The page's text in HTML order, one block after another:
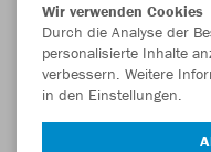
Wir verwenden Cookies
Durch die Analyse der
personalisierte Inhalte
verbessern. Weitere
in den Einstellungen.